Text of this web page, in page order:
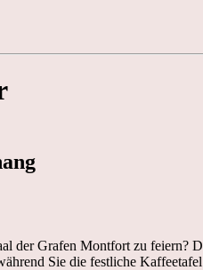
der Grafen Montfort zu feiern?
Sie die festliche